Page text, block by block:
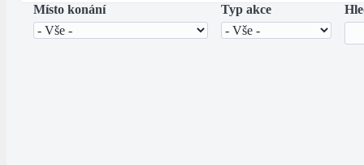
Místo konání Typ akce